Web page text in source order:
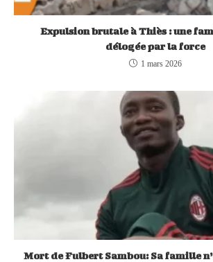
Expulsion brutale à Thiès : une
délogée par la force
1 mars 2026
Mort de Fulbert Sambou: Sa famille